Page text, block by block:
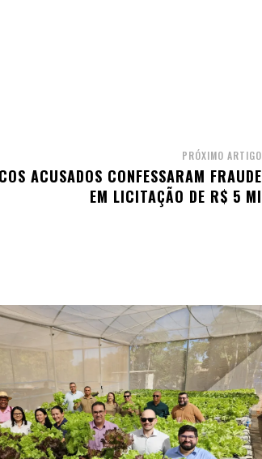
PRÓXIMO ARTIGO
ACUSADOS CONFESSARAM FRAUDE
EM LICITAÇÃO DE R$ 5 MI